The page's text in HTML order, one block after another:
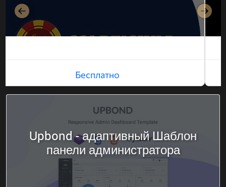
Бесплатно
Назад
Upbond - адаптивный Шаблон
панели администратора